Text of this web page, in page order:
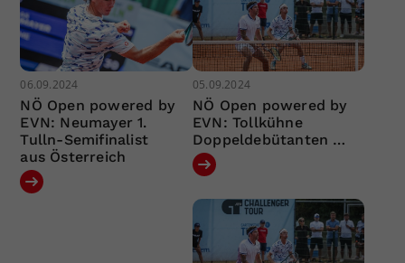
06.09.2024
NÖ Open powered by
EVN: Neumayer 1.
Tulln-Semifinalist
aus Österreich
05.09.2024
NÖ Open powered by
EVN: Tollkühne
Doppeldebütanten …